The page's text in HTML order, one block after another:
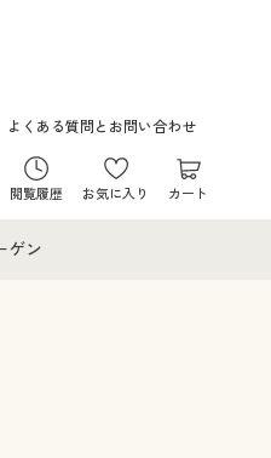
よくある質問とお問い合わせ
閲覧履歴 お気に入り カート
ゲン